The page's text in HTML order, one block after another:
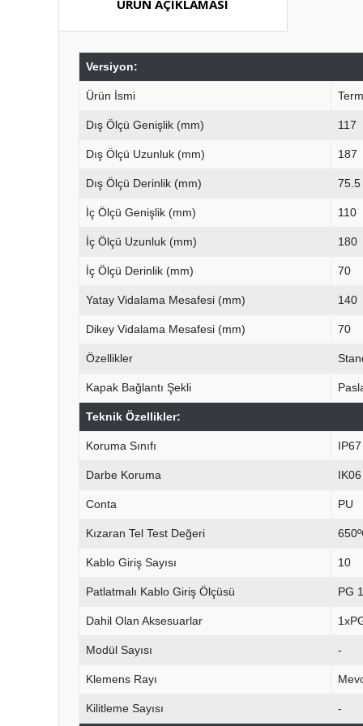
ÜRÜN AÇIKLAMASI
Versiyon:
Ürün İsmi
Dış Ölçü Genişlik (mm) 117
Dış Ölçü Uzunluk (mm) 187
Dış Ölçü Derinlik (mm) 75.5
İç Ölçü Genişlik (mm) 110
İç Ölçü Uzunluk (mm) 180
İç Ölçü Derinlik (mm) 70
Yatay Vidalama Mesafesi (mm) 140
Dikey Vidalama Mesafesi (mm) 70
Özellikler
Kapak Bağlantı Şekli
Teknik Özellikler:
Koruma Sınıfı IP67
Darbe Koruma IK06
Conta PU
Kızaran Tel Test Değeri
Kablo Giriş Sayısı 10
Patlatmalı Kablo Giriş Ölçüsü PG
Dahil Olan Aksesuarlar
Modül Sayısı -
Klemens Rayı
Kilitleme Sayısı -